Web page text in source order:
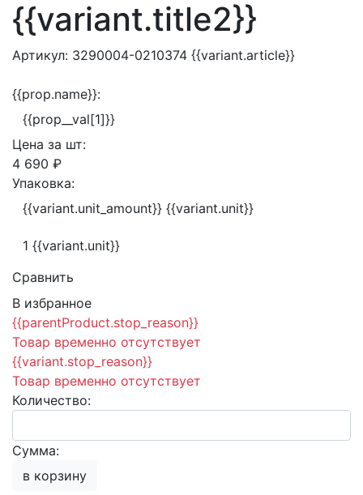
{{variant.title2}}
Артикул: 3290004-0210374 {{variant.article}}
{{prop.name}}:
{{prop__val[1]}}
Цена за шт:
4 690 ₽
Упаковка:
{{variant.unit_amount}} {{variant.unit}}
1 {{variant.unit}}
Сравнить
В избранное
{{parentProduct.stop_reason}}
Товар временно отсутствует
{{variant.stop_reason}}
Товар временно отсутствует
Количество:
Сумма:
в корзину